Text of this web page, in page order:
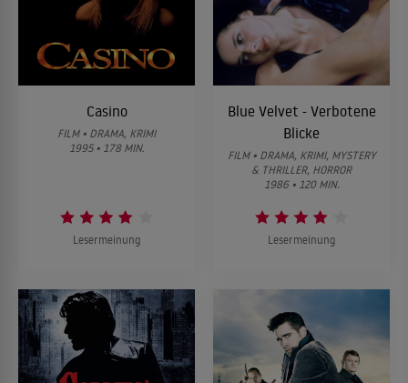
Casino
FILM • DRAMA, KRIMI
1995 • 178 MIN.
Lesermeinung
Blue Velvet - Verbotene
Blicke
FILM • DRAMA, KRIMI, MYSTERY
& THRILLER, HORROR
1986 • 120 MIN.
Lesermeinung